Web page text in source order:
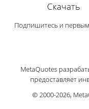
Скачать
Подпишитесь и
MetaQuotes
предоставляет
© 2000-2026,